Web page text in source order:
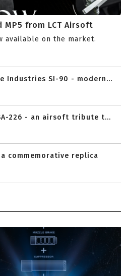
MP5 from LCT Airsoft
available on the market.
Industries SI-90 - modern...
226 - an airsoft tribute t...
commemorative replica